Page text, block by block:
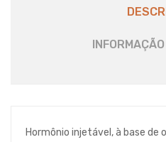
Hormônio injetável, à base